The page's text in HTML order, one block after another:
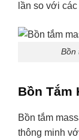
lần so với
Bồn
Bồn Tắm
Bồn tắm
thông minh